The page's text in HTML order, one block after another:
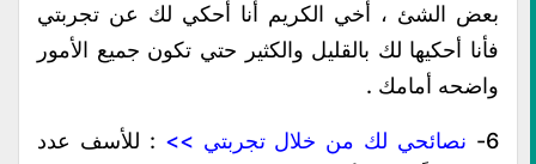
بعض الشئ ، أخي الكريم أنا أحكي لك عن تجربتي
فأنا أحكيها لك بالقليل والكثير حتي تكون جميع الأمور
واضحه أمامك .
6- نصائحي لك من خلال تجربتي >> : للأسف عدد